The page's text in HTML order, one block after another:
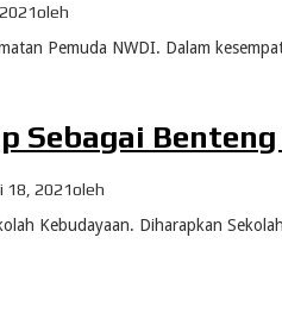
oleh
Pemuda NWDI. Dalam
Sebagai
18, 2021oleh
Kebudayaan. Diharapkan